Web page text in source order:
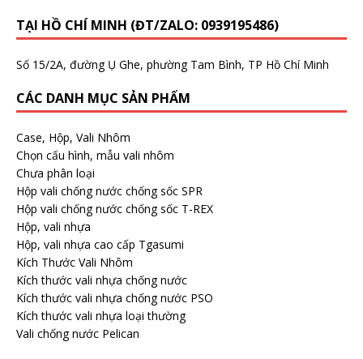
TẠI HỒ CHÍ MINH (ĐT/ZALO: 0939195486)
Số 15/2A, đường Ụ Ghe, phường Tam Bình, TP Hồ Chí Minh
CÁC DANH MỤC SẢN PHẨM
Case, Hộp, Vali Nhôm
Chọn cấu hình, mẫu vali nhôm
Chưa phân loại
Hộp vali chống nước chống sốc SPR
Hộp vali chống nước chống sốc T-REX
Hộp, vali nhựa
Hộp, vali nhựa cao cấp Tgasumi
Kích Thước Vali Nhôm
Kích thước vali nhựa chống nước
Kích thước vali nhựa chống nước PSO
Kích thước vali nhựa loại thường
Vali chống nước Pelican